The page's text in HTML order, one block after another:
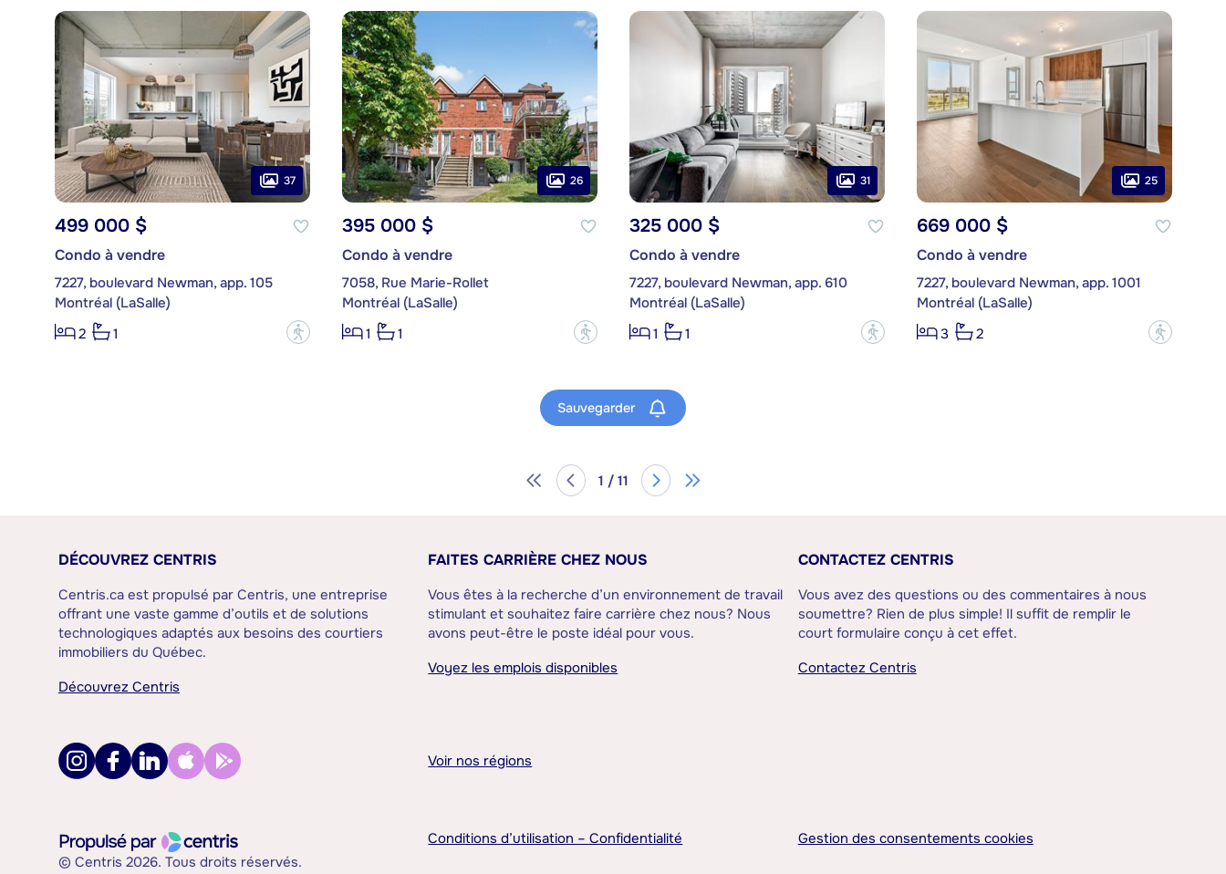
37
499 000 $
Condo à vendre
7227, boulevard Newman, app. 105
Montréal (LaSalle)
2
1 ?
26
395 000 $
Condo à vendre
7058, Rue Marie-Rollet
Montréal (LaSalle)
1
1 ?
31
325 000 $
Condo à vendre
7227, boulevard Newman, app. 610
Montréal (LaSalle)
1
1 ?
25
669 000 $
Condo à vendre
7227, boulevard Newman, app. 1001
Montréal (LaSalle)
3
2 ?
Sauvegarder
1 / 11
DÉCOUVREZ CENTRIS
Centris.ca est propulsé par Centris, une entreprise
offrant une vaste gamme d’outils et de solutions
technologiques adaptés aux besoins des courtiers
immobiliers du Québec.
Découvrez Centris
FAITES CARRIÈRE CHEZ NOUS
Vous êtes à la recherche d’un environnement de travail
stimulant et souhaitez faire carrière chez nous? Nous
avons peut-être le poste idéal pour vous.
Voyez les emplois disponibles
CONTACTEZ CENTRIS
Vous avez des questions ou des commentaires à nous
soumettre? Rien de plus simple! Il suffit de remplir le
court formulaire conçu à cet effet.
Contactez Centris
Voir nos régions
© Centris 2026. Tous droits réservés.
Conditions d’utilisation – Confidentialité Gestion des consentements cookies